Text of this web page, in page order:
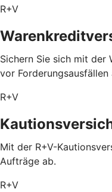
R+V
Sichern Sie sich mit der
vor Forderungsausfällen
R+V
Mit der R+V-
Aufträge ab.
R+V